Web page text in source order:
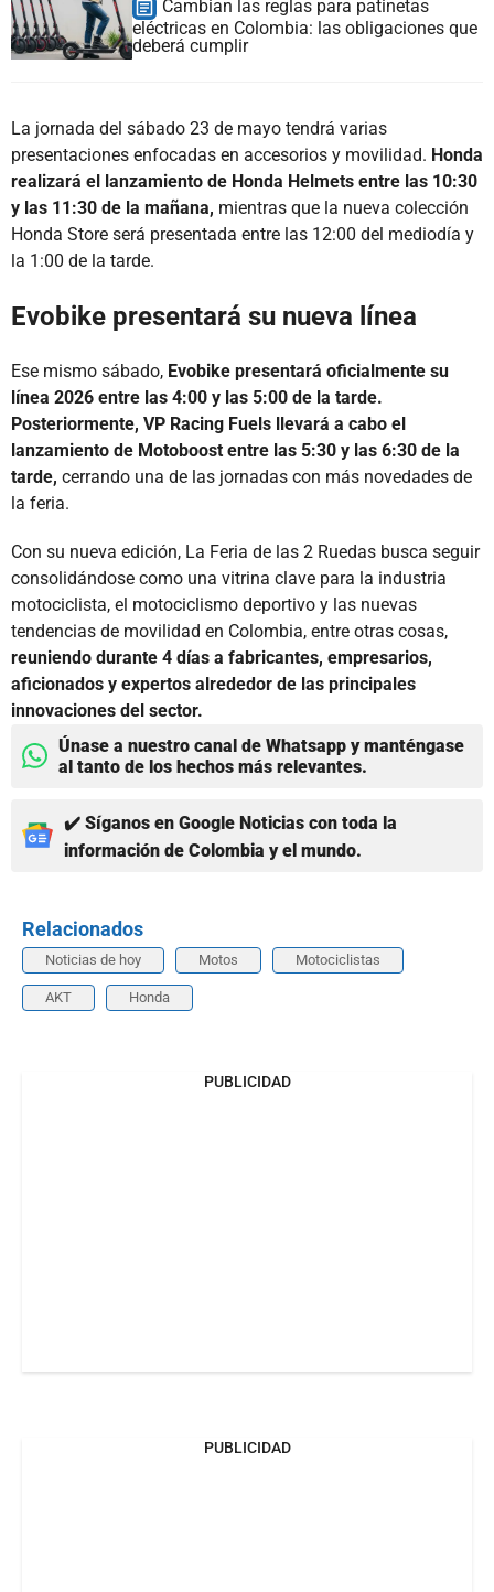
Cambian las reglas para patinetas
eléctricas en Colombia: las obligaciones que
deberá cumplir
La jornada del sábado 23 de mayo tendrá varias
presentaciones enfocadas en accesorios y movilidad. Honda
realizará el lanzamiento de Honda Helmets entre las 10:30
y las 11:30 de la mañana, mientras que la nueva colección
Honda Store será presentada entre las 12:00 del mediodía y
la 1:00 de la tarde.
Evobike presentará su nueva línea
Ese mismo sábado, Evobike presentará oficialmente su
línea 2026 entre las 4:00 y las 5:00 de la tarde.
Posteriormente, VP Racing Fuels llevará a cabo el
lanzamiento de Motoboost entre las 5:30 y las 6:30 de la
tarde, cerrando una de las jornadas con más novedades de
la feria.
Con su nueva edición, La Feria de las 2 Ruedas busca seguir
consolidándose como una vitrina clave para la industria
motociclista, el motociclismo deportivo y las nuevas
tendencias de movilidad en Colombia, entre otras cosas,
reuniendo durante 4 días a fabricantes, empresarios,
aficionados y expertos alrededor de las principales
innovaciones del sector.
Únase a nuestro canal de Whatsapp y manténgase
al tanto de los hechos más relevantes.
✔️ Síganos en Google Noticias con toda la
información de Colombia y el mundo.
Relacionados
Noticias de hoy Motos Motociclistas
AKT Honda
PUBLICIDAD
PUBLICIDAD